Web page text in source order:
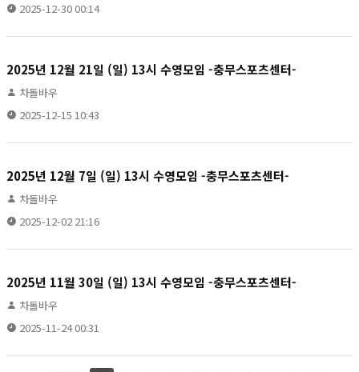
2025-12-30 00:14
2025년 12월 21일 (일) 13시 수영모임 -충무스포츠센터-
차돌바우
2025-12-15 10:43
2025년 12월 7일 (일) 13시 수영모임 -충무스포츠센터-
차돌바우
2025-12-02 21:16
2025년 11월 30일 (일) 13시 수영모임 -충무스포츠센터-
차돌바우
2025-11-24 00:31